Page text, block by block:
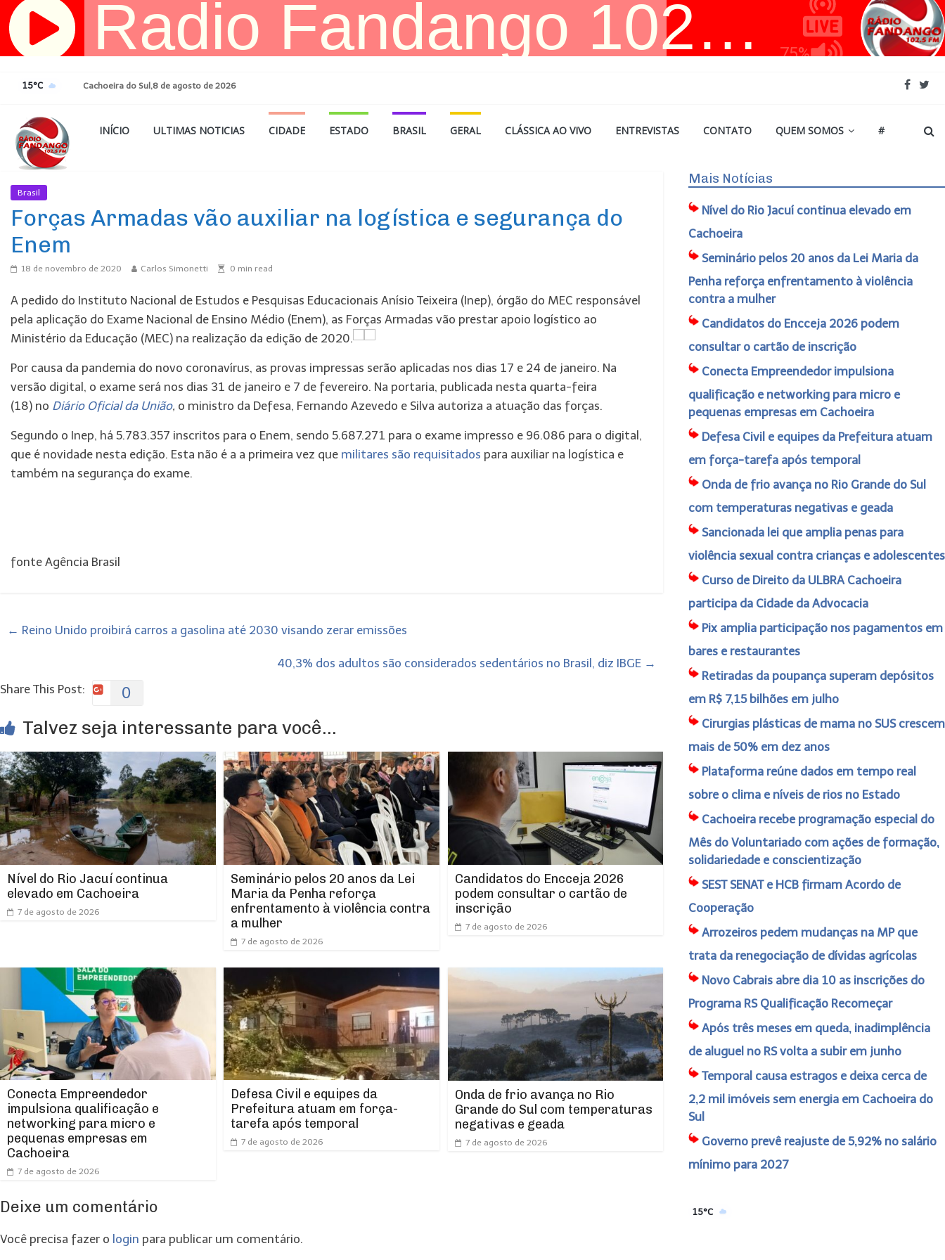
Pular
para
15°C Cachoeira do Sul,8 de agosto de 2026
INÍCIO ULTIMAS NOTICIAS CIDADE ESTADO BRASIL GERAL CLÁSSICA AO VIVO ENTREVISTAS CONTATO QUEM SOMOS #
Brasil
Forças Armadas vão auxiliar na logística e segurança do
Enem
18 de novembro de 2020 Carlos Simonetti 0 min read
A pedido do Instituto Nacional de Estudos e Pesquisas Educacionais Anísio Teixeira (Inep), órgão do MEC responsável
pela aplicação do Exame Nacional de Ensino Médio (Enem), as Forças Armadas vão prestar apoio logístico ao
Ministério da Educação (MEC) na realização da edição de 2020.
Por causa da pandemia do novo coronavírus, as provas impressas serão aplicadas nos dias 17 e 24 de janeiro. Na
versão digital, o exame será nos dias 31 de janeiro e 7 de fevereiro. Na portaria, publicada nesta quarta-feira
(18) no Diário Oficial da União, o ministro da Defesa, Fernando Azevedo e Silva autoriza a atuação das forças.
Segundo o Inep, há 5.783.357 inscritos para o Enem, sendo 5.687.271 para o exame impresso e 96.086 para o digital,
que é novidade nesta edição. Esta não é a a primeira vez que militares são requisitados para auxiliar na logística e
também na segurança do exame.
fonte Agência Brasil
← Reino Unido proibirá carros a gasolina até 2030 visando zerar emissões
40,3% dos adultos são considerados sedentários no Brasil, diz IBGE →
Share This Post:
0
Talvez seja interessante para você...
Nível do Rio Jacuí continua
elevado em Cachoeira
7 de agosto de 2026
Seminário pelos 20 anos da Lei
Maria da Penha reforça
enfrentamento à violência contra
a mulher
7 de agosto de 2026
Candidatos do Encceja 2026
podem consultar o cartão de
inscrição
7 de agosto de 2026
Conecta Empreendedor
impulsiona qualificação e
networking para micro e
pequenas empresas em
Cachoeira
7 de agosto de 2026
Defesa Civil e equipes da
Prefeitura atuam em força-
tarefa após temporal
7 de agosto de 2026
Onda de frio avança no Rio
Grande do Sul com temperaturas
negativas e geada
7 de agosto de 2026
Deixe um comentário
Você precisa fazer o login para publicar um comentário.
Mais Notícias
Nível do Rio Jacuí continua elevado em
Cachoeira
Seminário pelos 20 anos da Lei Maria da
Penha reforça enfrentamento à violência
contra a mulher
Candidatos do Encceja 2026 podem
consultar o cartão de inscrição
Conecta Empreendedor impulsiona
qualificação e networking para micro e
pequenas empresas em Cachoeira
Defesa Civil e equipes da Prefeitura atuam
em força-tarefa após temporal
Onda de frio avança no Rio Grande do Sul
com temperaturas negativas e geada
Sancionada lei que amplia penas para
violência sexual contra crianças e adolescentes
Curso de Direito da ULBRA Cachoeira
participa da Cidade da Advocacia
Pix amplia participação nos pagamentos em
bares e restaurantes
Retiradas da poupança superam depósitos
em R$ 7,15 bilhões em julho
Cirurgias plásticas de mama no SUS crescem
mais de 50% em dez anos
Plataforma reúne dados em tempo real
sobre o clima e níveis de rios no Estado
Cachoeira recebe programação especial do
Mês do Voluntariado com ações de formação,
solidariedade e conscientização
SEST SENAT e HCB firmam Acordo de
Cooperação
Arrozeiros pedem mudanças na MP que
trata da renegociação de dívidas agrícolas
Novo Cabrais abre dia 10 as inscrições do
Programa RS Qualificação Recomeçar
Após três meses em queda, inadimplência
de aluguel no RS volta a subir em junho
Temporal causa estragos e deixa cerca de
2,2 mil imóveis sem energia em Cachoeira do
Sul
Governo prevê reajuste de 5,92% no salário
mínimo para 2027
15°C